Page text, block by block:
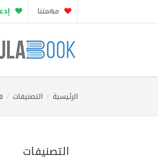
مهمتنا
الرئيسية التصنيفات
التصنيفات